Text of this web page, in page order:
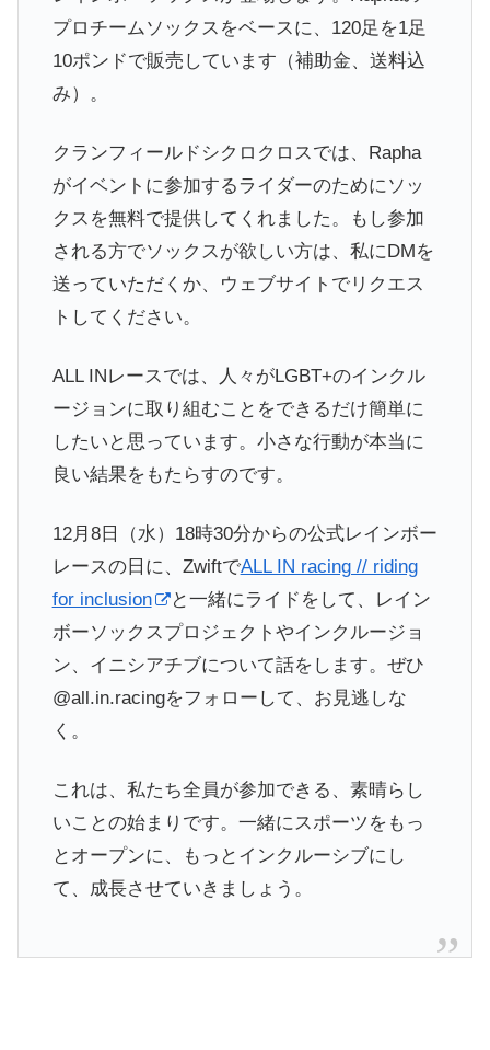
プロチームソックスをベースに、120足を1足
10ポンドで販売しています（補助金、送料込
み）。
クランフィールドシクロクロスでは、Rapha
がイベントに参加するライダーのためにソッ
クスを無料で提供してくれました。もし参加
される方でソックスが欲しい方は、私にDMを
送っていただくか、ウェブサイトでリクエス
トしてください。
ALL INレースでは、人々がLGBT+のインクル
ージョンに取り組むことをできるだけ簡単に
したいと思っています。小さな行動が本当に
良い結果をもたらすのです。
12月8日（水）18時30分からの公式レインボー
レースの日に、ZwiftでALL IN racing // riding
for inclusion
と一緒にライドをして、レイン
ボーソックスプロジェクトやインクルージョ
ン、イニシアチブについて話をします。ぜひ
@all.in.racingをフォローして、お見逃しな
く。
これは、私たち全員が参加できる、素晴らし
いことの始まりです。一緒にスポーツをもっ
とオープンに、もっとインクルーシブにし
て、成長させていきましょう。